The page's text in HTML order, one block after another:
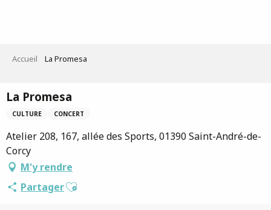
Accueil La Promesa
La Promesa
CULTURE CONCERT
Atelier 208, 167, allée des Sports, 01390 Saint-André-de-
Corcy
M'y rendre
PartagerAjouter aux favoris